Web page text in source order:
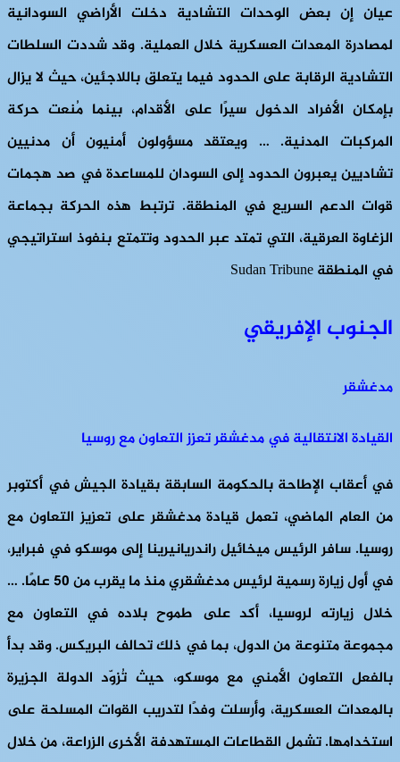
عيان إن بعض الوحدات التشادية دخلت الأراضي السودانية
لمصادرة المعدات العسكرية خلال العملية. وقد شددت السلطات
التشادية الرقابة على الحدود فيما يتعلق باللاجئين، حيث لا يزال
بإمكان الأفراد الدخول سيرًا على الأقدام، بينما مُنعت حركة
المركبات المدنية. … ويعتقد مسؤولون أمنيون أن مدنيين
تشاديين يعبرون الحدود إلى السودان للمساعدة في صد هجمات
قوات الدعم السريع في المنطقة. ترتبط هذه الحركة بجماعة
الزغاوة العرقية، التي تمتد عبر الحدود وتتمتع بنفوذ استراتيجي
في المنطقة Sudan Tribune
الجنوب الإفريقي
مدغشقر
القيادة الانتقالية في مدغشقر تعزز التعاون مع روسيا
في أعقاب الإطاحة بالحكومة السابقة بقيادة الجيش في أكتوبر
من العام الماضي، تعمل قيادة مدغشقر على تعزيز التعاون مع
روسيا. سافر الرئيس ميخائيل راندريانيرينا إلى موسكو في فبراير،
في أول زيارة رسمية لرئيس مدغشقري منذ ما يقرب من 50 عامًا. …
خلال زيارته لروسيا، أكد على طموح بلاده في التعاون مع
مجموعة متنوعة من الدول، بما في ذلك تحالف البريكس. وقد بدأ
بالفعل التعاون الأمني ​​مع موسكو، حيث تُزوّد ​​الدولة الجزيرة
بالمعدات العسكرية، وأرسلت وفدًا لتدريب القوات المسلحة على
استخدامها. تشمل القطاعات المستهدفة الأخرى الزراعة، من خلال